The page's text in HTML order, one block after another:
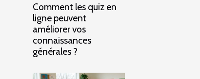
Comment les quiz en
ligne peuvent
améliorer vos
connaissances
générales ?